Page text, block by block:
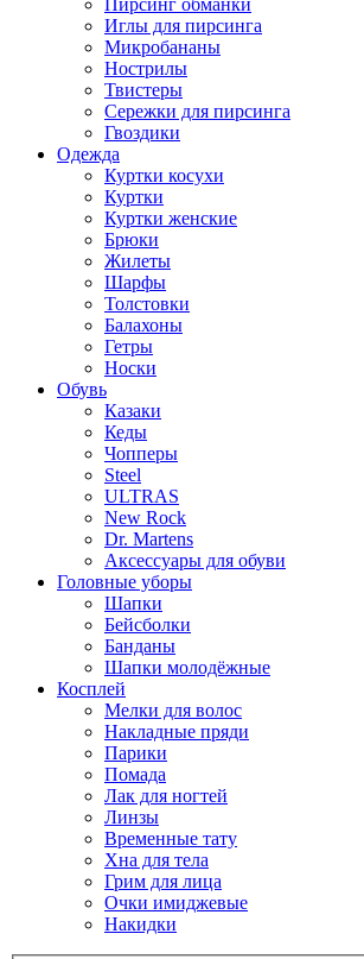
Пирсинг обманки
Иглы для пирсинга
Микробананы
Нострилы
Твистеры
Сережки для пирсинга
Гвоздики
Одежда
Куртки косухи
Куртки
Куртки женские
Брюки
Жилеты
Шарфы
Толстовки
Балахоны
Гетры
Носки
Обувь
Казаки
Кеды
Чопперы
Steel
ULTRAS
New Rock
Dr. Martens
Аксессуары для обуви
Головные уборы
Шапки
Бейсболки
Банданы
Шапки молодёжные
Косплей
Мелки для волос
Накладные пряди
Парики
Помада
Лак для ногтей
Линзы
Временные тату
Хна для тела
Грим для лица
Очки имиджевые
Накидки